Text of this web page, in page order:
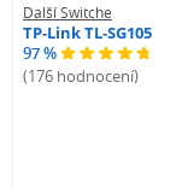
Další Switche
TP-Link TL-SG105
97 %
(176 hodnocení)